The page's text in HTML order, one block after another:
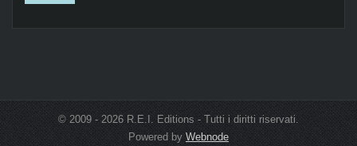
© 2009 - 2026 R.E.I. Editions - Tutti i diritti riservati.
Powered by Webnode